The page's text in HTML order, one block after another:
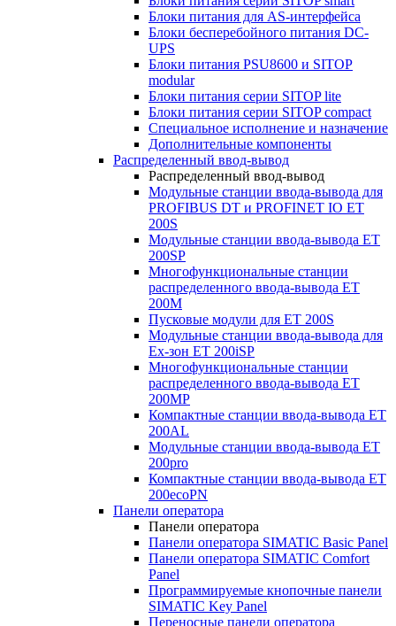
Блоки питания для AS-интерфейса
Блоки бесперебойного питания DC-
UPS
Блоки питания PSU8600 и SITOP
modular
Блоки питания серии SITOP lite
Блоки питания серии SITOP compact
Специальное исполнение и назначение
Дополнительные компоненты
Распределенный ввод-вывод
Распределенный ввод-вывод
Модульные станции ввода-вывода для
PROFIBUS DT и PROFINET IO ET
200S
Модульные станции ввода-вывода ET
200SP
Многофункциональные станции
распределенного ввода-вывода ET
200M
Пусковые модули для ET 200S
Модульные станции ввода-вывода для
Ex-зон ET 200iSP
Многофункциональные станции
распределенного ввода-вывода ET
200MP
Компактные станции ввода-вывода ET
200AL
Модульные станции ввода-вывода ET
200pro
Компактные станции ввода-вывода ET
200ecoPN
Панели оператора
Панели оператора
Панели оператора SIMATIC Basic Panel
Панели оператора SIMATIC Comfort
Panel
Программируемые кнопочные панели
SIMATIC Key Panel
Переносные панели оператора